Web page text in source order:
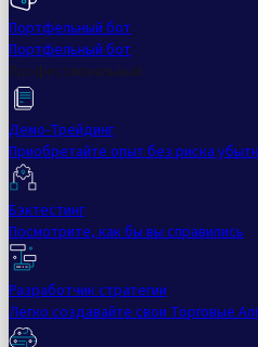
Портфельный бот
Портфельный бот
Профессиональный
Демо-Трейдинг
Приобретайте опыт без риска
Бэктестинг
Посмотрите, как бы вы справились
Разработчик стратегии
Легко создавайте свои Торговые